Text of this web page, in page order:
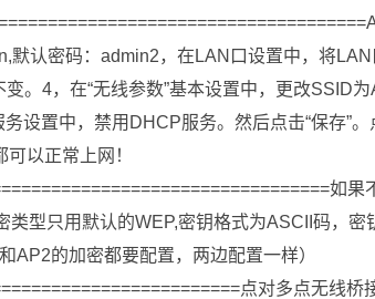
认密码：admin2，在LAN口设置中，将LAN
。4，在“无线参数”基本设置中，更改SSID
设置中，禁用DHCP服务。然后点击“保存”
以正常上网！
如果
型只用默认的WEP,密钥格式为ASCII码，密
AP2的加密都要配置，两边配置一样）
点对多点无线桥